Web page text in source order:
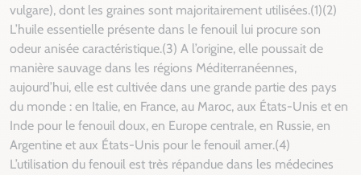
vulgare), dont les graines sont majoritairement utilisées.(1)(2)
L’huile essentielle présente dans le fenouil lui procure son
odeur anisée caractéristique.(3) A l’origine, elle poussait de
manière sauvage dans les régions Méditerranéennes,
aujourd’hui, elle est cultivée dans une grande partie des pays
du monde : en Italie, en France, au Maroc, aux États-Unis et en
Inde pour le fenouil doux, en Europe centrale, en Russie, en
Argentine et aux États-Unis pour le fenouil amer.(4)
L’utilisation du fenouil est très répandue dans les médecines